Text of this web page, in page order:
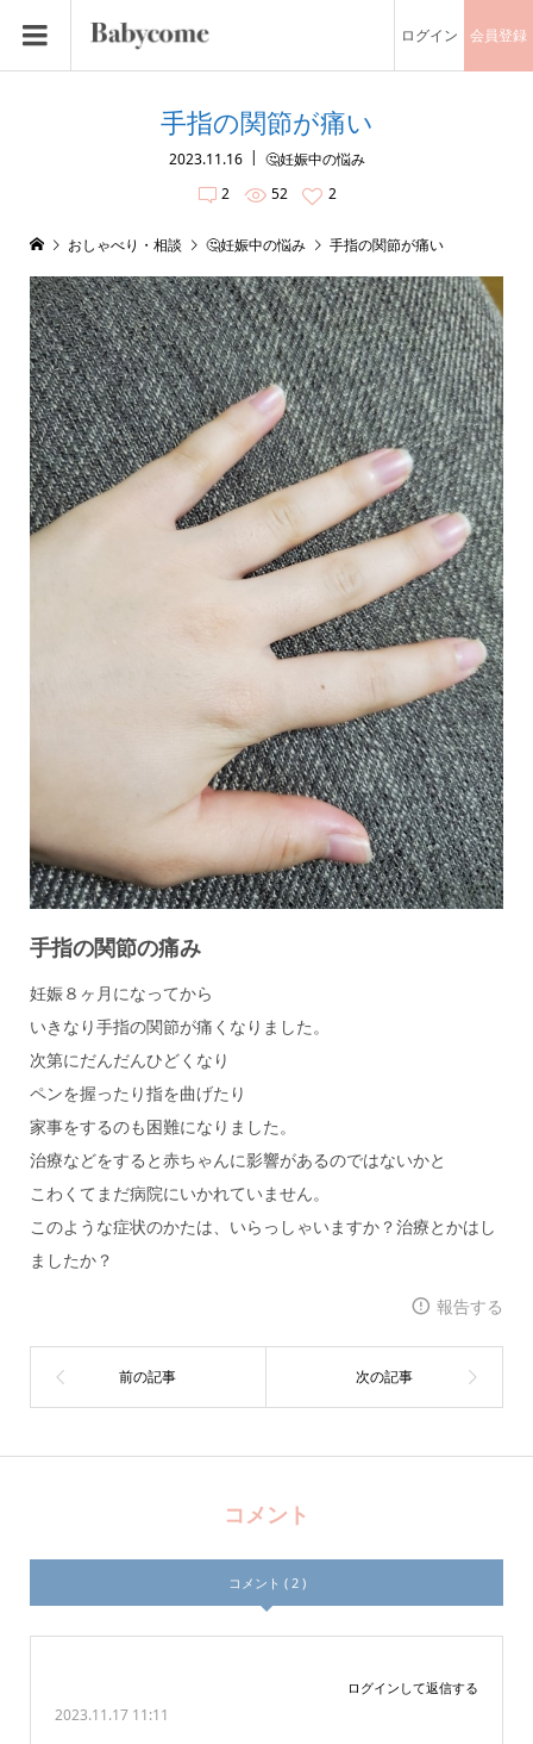
ログイン 会員登録
手指の関節が痛い
2023.11.16
🤔妊娠中の悩み
2
52 2
おしゃべり・相談 🤔妊娠中の悩み 手指の関節が痛い
手指の関節の痛み
妊娠８ヶ月になってから
いきなり手指の関節が痛くなりました。
次第にだんだんひどくなり
ペンを握ったり指を曲げたり
家事をするのも困難になりました。
治療などをすると赤ちゃんに影響があるのではないかと
こわくてまだ病院にいかれていません。
このような症状のかたは、いらっしゃいますか？治療とかはし
ましたか？
報告する
コメント
コメント ( 2 )
2023.11.17 11:11
ログインして返信する